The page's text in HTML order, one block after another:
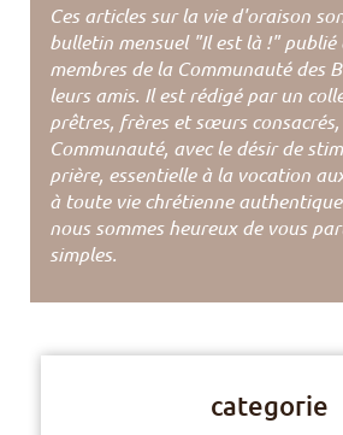
Ces articles sur la vie d'oraison
bulletin mensuel "Il est là !" publié
membres de la Communauté des
leurs amis. Il est rédigé par un
prêtres, frères et sœurs
Communauté, avec le désir de
prière, essentielle à la vocation
à toute vie chrétienne
nous sommes heureux de vous
simples.
categorie